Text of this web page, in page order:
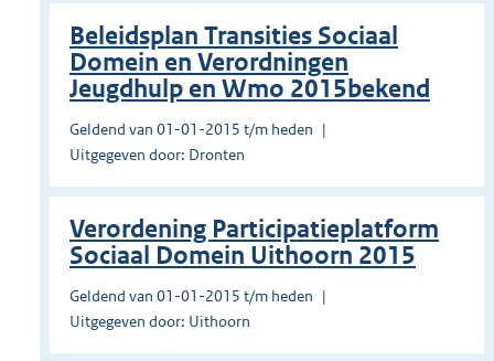
Beleidsplan Transities Sociaal
Domein en Verordningen
Jeugdhulp en Wmo 2015bekend
Geldend van 01-01-2015 t/m heden
Uitgegeven door: Dronten
Verordening Participatieplatform
Sociaal Domein Uithoorn 2015
Geldend van 01-01-2015 t/m heden
Uitgegeven door: Uithoorn